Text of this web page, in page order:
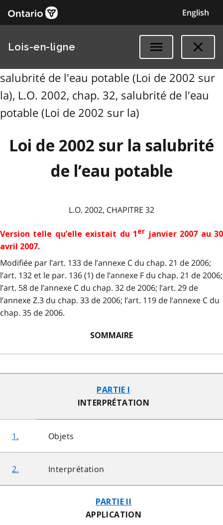
English
Lois-en-ligne
salubrité de l'eau potable (Loi de 2002 sur
la), L.O. 2002, chap. 32, salubrité de l'eau
potable (Loi de 2002 sur la)
Loi de 2002 sur la salubrité
de l’eau potable
L.O. 2002, CHAPITRE 32
Version telle qu’elle existait du 1 er janvier 2007 au 30
avril 2007.
Modifiée par l’art. 133 de l’annexe C du chap. 21 de 2006;
l’art. 132 et le par. 136 (1) de l’annexe F du chap. 21 de 2006;
l’art. 58 de l’annexe C du chap. 32 de 2006; l’art. 29 de
l’annexe Z.3 du chap. 33 de 2006; l’art. 119 de l’annexe C du
chap. 35 de 2006.
SOMMAIRE
PARTIE I
INTERPRÉTATION
1. Objets
2. Interprétation
PARTIE II
APPLICATION